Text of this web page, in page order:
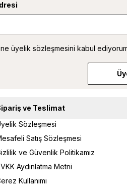
üyelik sözleşmesini kabul
ve Teslimat
Sözleşmesi
Satış Sözleşmesi
ve Güvenlik Politikamız
Aydınlatma Metni
Kullanımı